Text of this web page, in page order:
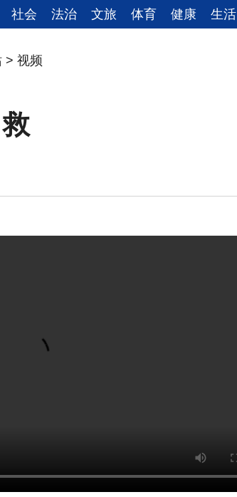
社会 法治 文旅 体育 健康 生活
> 视频